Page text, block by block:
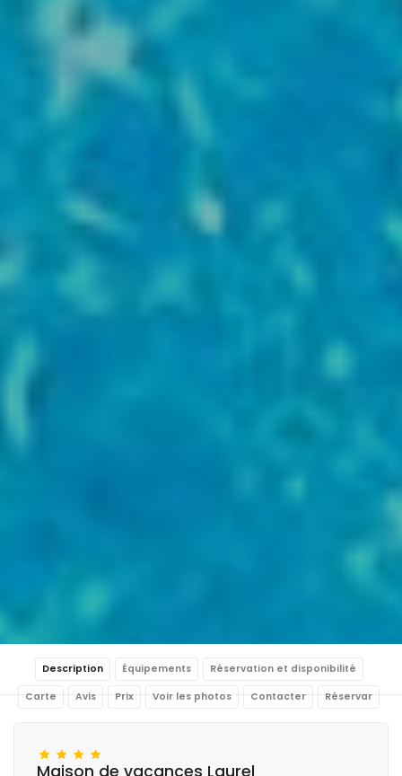
Description Équipements Réservation et disponibilité
Carte Avis Prix Voir les photos Contacter Réservar
Maison de vacances Laurel